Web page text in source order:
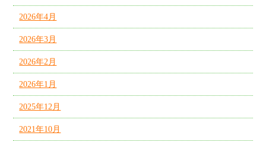
2026年4月
2026年3月
2026年2月
2026年1月
2025年12月
2021年10月